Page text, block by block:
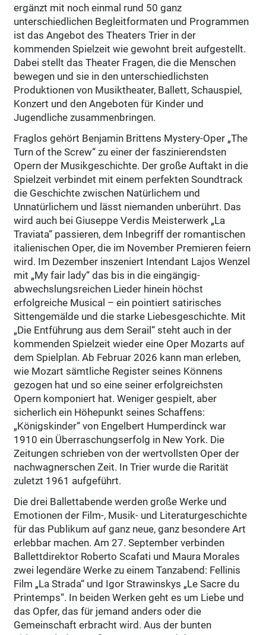
ergänzt mit noch einmal rund 50 ganz
unterschiedlichen Begleitformaten und Programmen
ist das Angebot des Theaters Trier in der
kommenden Spielzeit wie gewohnt breit aufgestellt.
Dabei stellt das Theater Fragen, die die Menschen
bewegen und sie in den unterschiedlichsten
Produktionen von Musiktheater, Ballett, Schauspiel,
Konzert und den Angeboten für Kinder und
Jugendliche zusammenbringen.
Fraglos gehört Benjamin Brittens Mystery-Oper „The
Turn of the Screw“ zu einer der faszinierendsten
Opern der Musikgeschichte. Der große Auftakt in die
Spielzeit verbindet mit einem perfekten Soundtrack
die Geschichte zwischen Natürlichem und
Unnatürlichem und lässt niemanden unberührt. Das
wird auch bei Giuseppe Verdis Meisterwerk „La
Traviata“ passieren, dem Inbegriff der romantischen
italienischen Oper, die im November Premieren feiern
wird. Im Dezember inszeniert Intendant Lajos Wenzel
mit „My fair lady“ das bis in die eingängig-
abwechslungsreichen Lieder hinein höchst
erfolgreiche Musical – ein pointiert satirisches
Sittengemälde und die starke Liebesgeschichte. Mit
„Die Entführung aus dem Serail“ steht auch in der
kommenden Spielzeit wieder eine Oper Mozarts auf
dem Spielplan. Ab Februar 2026 kann man erleben,
wie Mozart sämtliche Register seines Könnens
gezogen hat und so eine seiner erfolgreichsten
Opern komponiert hat. Weniger gespielt, aber
sicherlich ein Höhepunkt seines Schaffens:
„Königskinder“ von Engelbert Humperdinck war
1910 ein Überraschungserfolg in New York. Die
Zeitungen schrieben von der wertvollsten Oper der
nachwagnerschen Zeit. In Trier wurde die Rarität
zuletzt 1961 aufgeführt.
Die drei Ballettabende werden große Werke und
Emotionen der Film-, Musik- und Literaturgeschichte
für das Publikum auf ganz neue, ganz besondere Art
erlebbar machen. Am 27. September verbinden
Ballettdirektor Roberto Scafati und Maura Morales
zwei legendäre Werke zu einem Tanzabend: Fellinis
Film „La Strada“ und Igor Strawinskys „Le Sacre du
Printemps“. In beiden Werken geht es um Liebe und
das Opfer, das für jemand anders oder die
Gemeinschaft erbracht wird. Aus der bunten